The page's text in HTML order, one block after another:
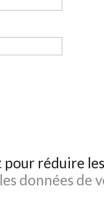
réduire
données de